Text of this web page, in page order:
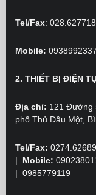
Tel/Fax:
Mobile:
2. THIẾT BỊ ĐIỆN
Địa chỉ: 121 Đường
phố Thủ Dầu Một,
Tel/Fax:
|
Mobile:
| 0985779119